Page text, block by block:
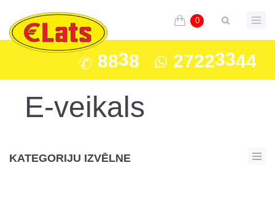
0
8838 27223344
E-veikals
KATEGORIJU IZVĒLNE